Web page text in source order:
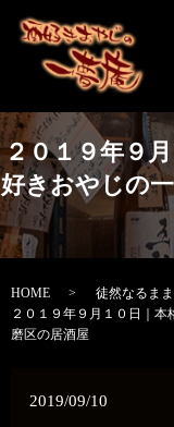
２０１９年９
好きおやじの
HOME 徒然なるま
２０１９年９月１０日｜
磨区の居酒屋
2019/09/10